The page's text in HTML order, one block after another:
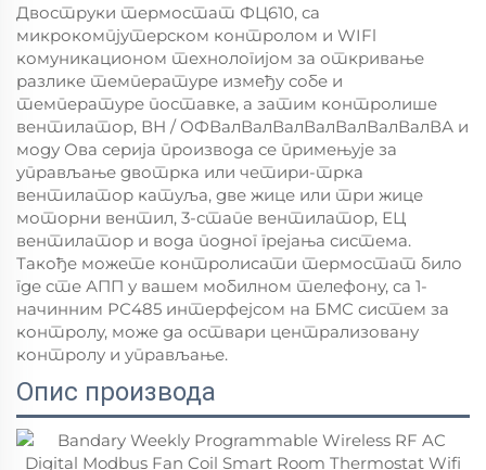
Двоструки термостат ФЦ610, са
микрокомпјутерском контролом и WIFl
комуникационом технологијом за откривање
разлике температуре између собе и
температуре поставке, а затим контролише
вентилатор, ВН / ОФВалВалВалВалВалВалВалВА и
моду Ова серија производа се примењује за
управљање двотрка или четири-трка
вентилатор катуља, две жице или три жице
моторни вентил, 3-стапе вентилатор, ЕЦ
вентилатор и вода подног грејања система.
Такође можете контролисати термостат било
где сте АПП у вашем мобилном телефону, са 1-
начинним РС485 интерфејсом на БМС систем за
контролу, може да оствари централизовану
контролу и управљање.
Опис производа